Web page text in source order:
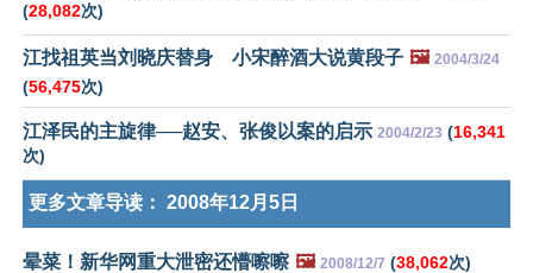
(28,082次)
江找祖英当刘晓庆替身 小宋醉酒大说黄段子 🖼️ 2004/3/24
(56,475次)
江泽民的主旋律──赵安、张俊以案的启示 2004/2/23 (16,341
次)
更多文章导读： 2008年12月5日
晕菜！新华网重大泄密还懵嚓嚓 🖼️ 2008/12/7 (38,062次)